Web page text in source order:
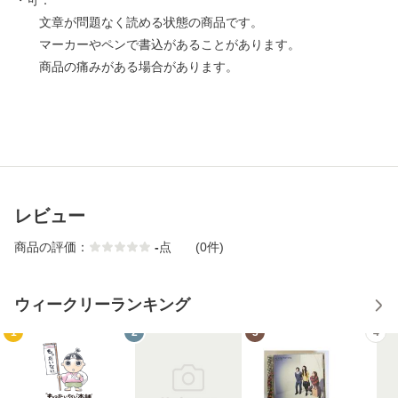
文章が問題なく読める状態の商品です。
マーカーやペンで書込があることがあります。
商品の痛みがある場合があります。
レビュー
商品の評価： -点 (0件)
ウィークリーランキング
1 2 3 4